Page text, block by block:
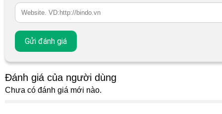
Đánh giá của người dùng
Chưa có đánh giá mới nào.